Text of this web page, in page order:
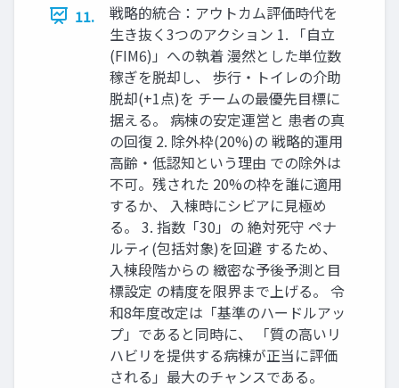
11.
戦略的統合：アウトカム評価時代を
生き抜く3つのアクション 1. 「自立
(FIM6)」への執着 漫然とした単位数
稼ぎを脱却し、 歩行・トイレの介助
脱却(+1点)を チームの最優先目標に
据える。 病棟の安定運営と 患者の真
の回復 2. 除外枠(20%)の 戦略的運用
高齢・低認知という理由 での除外は
不可。残された 20%の枠を誰に適用
するか、 入棟時にシビアに見極め
る。 3. 指数「30」の 絶対死守 ペナ
ルティ(包括対象)を回避 するため、
入棟段階からの 緻密な予後予測と目
標設定 の精度を限界まで上げる。 令
和8年度改定は「基準のハードルアッ
プ」であると同時に、 「質の高いリ
ハビリを提供する病棟が正当に評価
される」最大のチャンスである。